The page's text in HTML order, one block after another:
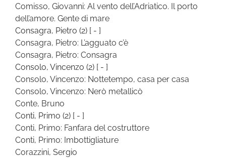
Comisso, Giovanni: Al vento dell’Adriatico. Il porto
dell’amore. Gente di mare
Consagra, Pietro (2) [ - ]
Consagra, Pietro: L’agguato c’è
Consagra, Pietro: Consagra
Consolo, Vincenzo (2) [ - ]
Consolo, Vincenzo: Nottetempo, casa per casa
Consolo, Vincenzo: Nerò metallicò
Conte, Bruno
Conti, Primo (2) [ - ]
Conti, Primo: Fanfara del costruttore
Conti, Primo: Imbottigliature
Corazzini, Sergio